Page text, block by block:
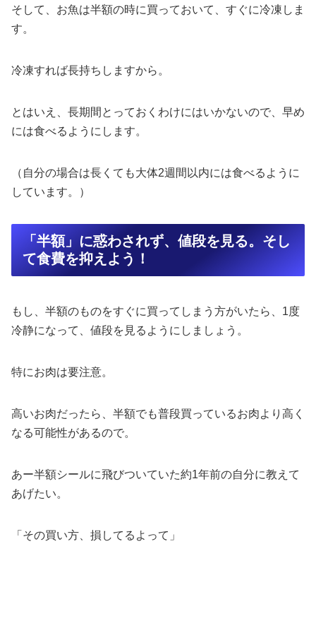
そして、お魚は半額の時に買っておいて、すぐに冷凍しま
す。
冷凍すれば長持ちしますから。
とはいえ、長期間とっておくわけにはいかないので、早め
には食べるようにします。
（自分の場合は長くても大体2週間以内には食べるように
しています。）
「半額」に惑わされず、値段を見る。そし
て食費を抑えよう！
もし、半額のものをすぐに買ってしまう方がいたら、1度
冷静になって、値段を見るようにしましょう。
特にお肉は要注意。
高いお肉だったら、半額でも普段買っているお肉より高く
なる可能性があるので。
あー半額シールに飛びついていた約1年前の自分に教えて
あげたい。
「その買い方、損してるよって」